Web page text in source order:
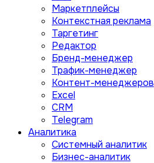
Маркетплейсы
Контекстная реклама
Таргетинг
Редактор
Бренд-менеджер
Трафик-менеджер
Контент-менеджеров
Excel
CRM
Telegram
Аналитика
Системный аналитик
Бизнес-аналитик